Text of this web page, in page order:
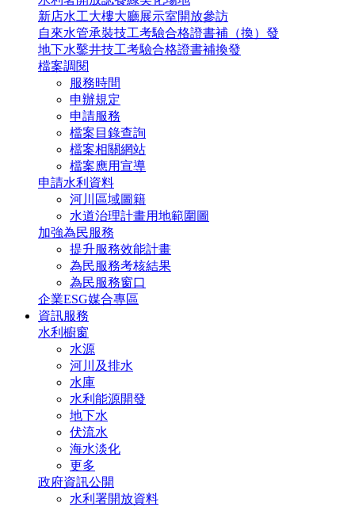
新店水工大樓大廳展示室開放參訪
自來水管承裝技工考驗合格證書補（換）發
地下水鑿井技工考驗合格證書補換發
檔案調閱
服務時間
申辦規定
申請服務
檔案目錄查詢
檔案相關網站
檔案應用宣導
申請水利資料
河川區域圖籍
水道治理計畫用地範圍圖
加強為民服務
提升服務效能計畫
為民服務考核結果
為民服務窗口
企業ESG媒合專區
資訊服務
水利櫥窗
水源
河川及排水
水庫
水利能源開發
地下水
伏流水
海水淡化
更多
政府資訊公開
水利署開放資料